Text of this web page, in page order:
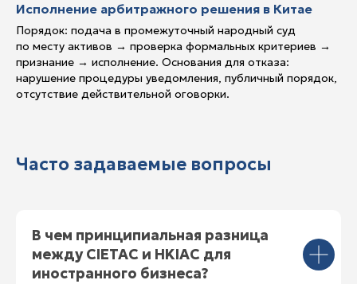
Исполнение арбитражного решения в Китае
Порядок: подача в промежуточный народный суд
по месту активов → проверка формальных критериев →
признание → исполнение. Основания для отказа:
нарушение процедуры уведомления, публичный порядок,
отсутствие действительной оговорки.
Часто задаваемые вопросы
В чем принципиальная разница
между CIETAC и HKIAC для
иностранного бизнеса?